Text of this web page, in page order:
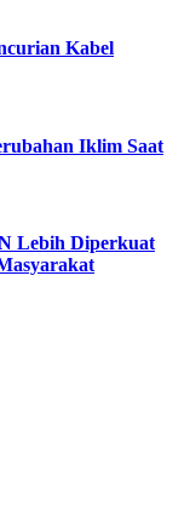
Kabel
Iklim Saat
Lebih Diperkuat